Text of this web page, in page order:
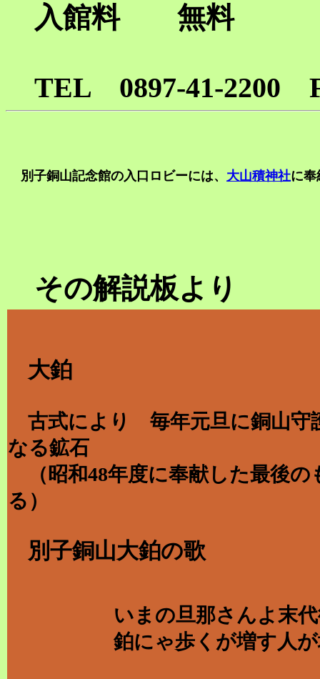
入館料 無料
TEL 0897-41-2200
別子銅山記念館の入口ロビーには、 大山積神社に奉
その解説板より
大鉑
古式により 毎年元旦に銅山守
なる鉱石
（昭和48年度に奉献した最後の
る）
別子銅山大鉑の歌
いまの旦那さんよ末
鉑にゃ歩くが増す人